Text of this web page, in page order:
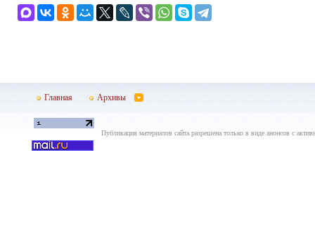
Главная Архивы
Публикация материалов сайта разрешена только в виде анонсов с